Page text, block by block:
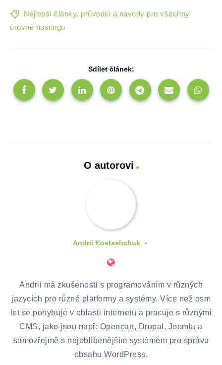
Nejlepší články, průvodci a návody pro všechny
úrovně hostingu
Sdílet článek:
O autorovi
Andrii Kostashchuk
Andrii má zkušenosti s programováním v různých
jazycích pro různé platformy a systémy. Více než osm
let se pohybuje v oblasti internetu a pracuje s různými
CMS, jako jsou např: Opencart, Drupal, Joomla a
samozřejmě s nejoblíbenějším systémem pro správu
obsahu WordPress.